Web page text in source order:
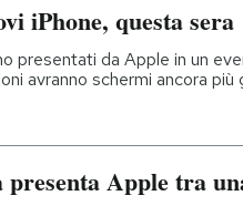
iPhone, questa sera
presentati da Apple in un
avranno schermi ancora più
presenta Apple tra